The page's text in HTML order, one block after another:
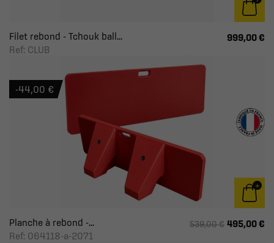
Filet rebond - Tchouk ball...
Ref: CLUB
999,00 €
Planche à rebond -...
Ref: 064118-a-2071
539,00 € 495,00 €
-44,00 €